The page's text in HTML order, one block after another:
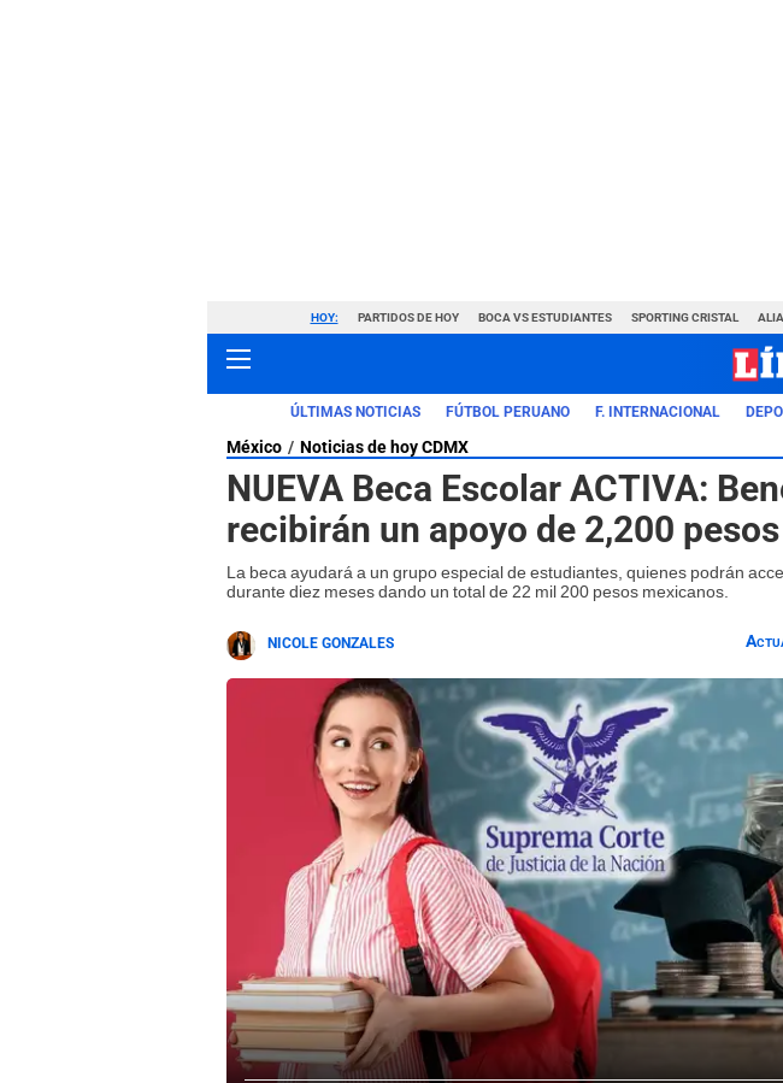
HOY: PARTIDOS DE HOY BOCA VS ESTUDIANTES SPORTING CRISTAL
ÚLTIMAS NOTICIAS FÚTBOL PERUANO F. INTERNACIONAL
México Noticias de hoy CDMX
NUEVA Beca Escolar ACTIVA:
recibirán un apoyo de 2,200
La beca ayudará a un grupo especial de estudiantes, quienes podrán
durante diez meses dando un total de 22 mil 200 pesos mexicanos.
NICOLE GONZALES